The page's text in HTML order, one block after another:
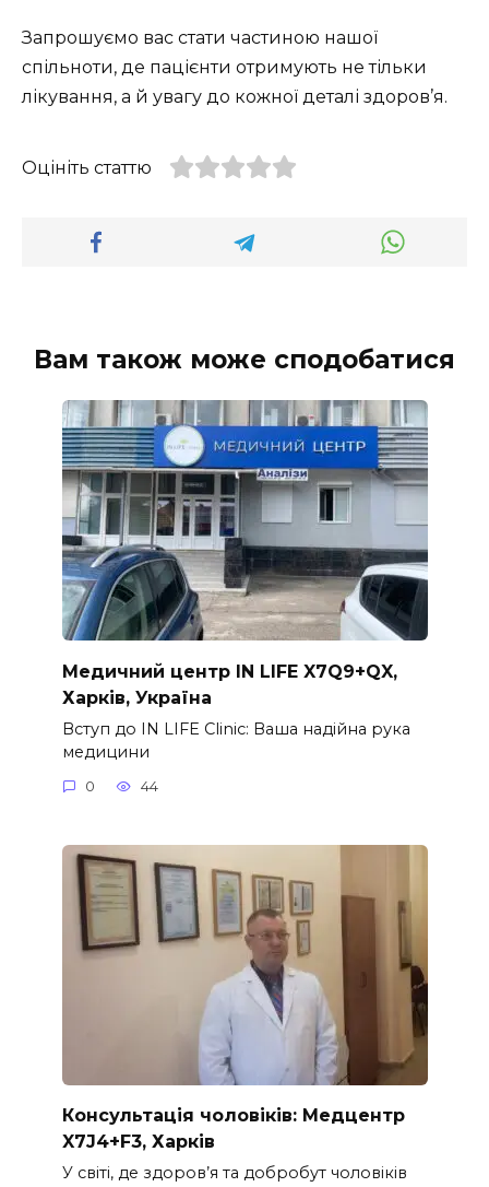
Запрошуємо вас стати частиною нашої
спільноти, де пацієнти отримують не тільки
лікування, а й увагу до кожної деталі здоров’я.
Оцініть статтю
Вам також може сподобатися
Медичний центр IN LIFE X7Q9+QX,
Харків, Україна
Вступ до IN LIFE Clinic: Ваша надійна рука
медицини
0 44
Консультація чоловіків: Медцентр
X7J4+F3, Харків
У світі, де здоров’я та добробут чоловіків